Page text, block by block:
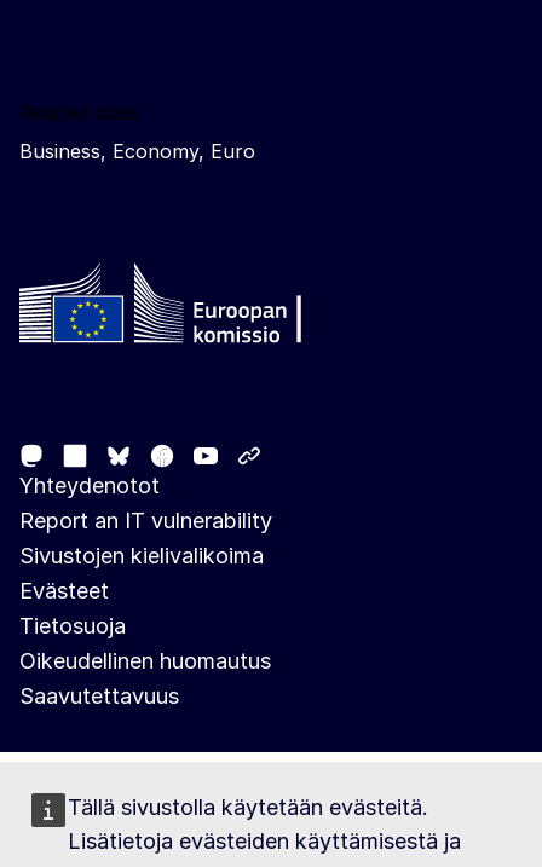
Tällä sivustolla käytetään evästeitä.
Lisätietoja evästeiden käyttämisestä ja
Related sites
Business, Economy, Euro
MastodonLinkedIn
Bluesky
Facebook
Youtube
Yhteydenotot
Report an IT vulnerability
Sivustojen kielivalikoima
Evästeet
Tietosuoja
Oikeudellinen huomautus
Saavutettavuus